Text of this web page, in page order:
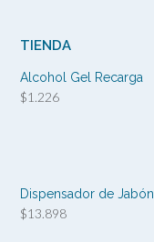
TIENDA
Alcohol Gel Recarga
$1.226
Dispensador de Jabón
$13.898